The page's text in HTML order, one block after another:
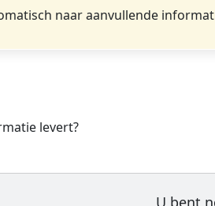
naar aanvullende
levert?
U bent